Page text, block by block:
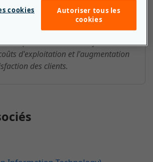
centraux présentent un
d'avantages pour les clients et les
notamment la réduction des
la protection contre la fraude, la
d'exploitation et l'augmentation
des clients.
cookies
Autoriser tous les
cookies